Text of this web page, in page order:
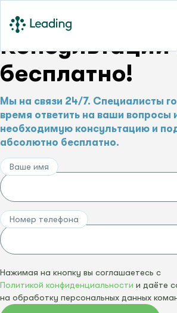
Консультации
бесплатно!
Мы на связи 24/7. Специалисты
время ответить на ваши вопросы
необходимую консультацию и
абсолютно бесплатно.
Ваше имя
Номер телефона
Нажимая на кнопку вы соглашаетесь с
Политикой конфиденциальности и даёте
на обработку персональных данных